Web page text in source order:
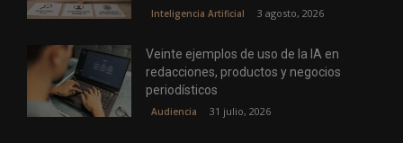
Inteligencia Artificial 3 agosto, 2026
Veinte ejemplos de uso de la IA en
redacciones, productos y negocios
periodísticos
Audiencia 31 julio, 2026